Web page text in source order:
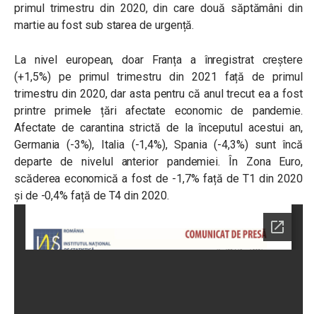
primul trimestru din 2020, din care două săptămâni din
martie au fost sub starea de urgență.
La nivel european, doar Franța a înregistrat creștere
(+1,5%) pe primul trimestru din 2021 față de primul
trimestru din 2020, dar asta pentru că anul trecut ea a fost
printre primele țări afectate economic de pandemie.
Afectate de carantina strictă de la începutul acestui an,
Germania (-3%), Italia (-1,4%), Spania (-4,3%) sunt încă
departe de nivelul anterior pandemiei. În Zona Euro,
scăderea economică a fost de -1,7% față de T1 din 2020
și de -0,4% față de T4 din 2020.